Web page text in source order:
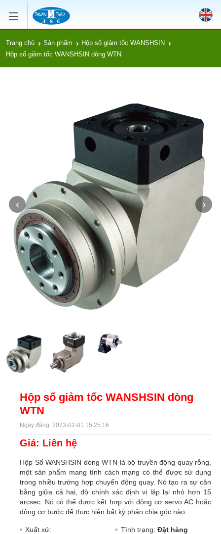
Trang chủ Sản phẩm
Hộp số giảm tốc WANSHSIN
Hộp số giảm tốc WANSHSIN dòng WTN
‹ ›
Hộp số giảm tốc WANSHSIN dòng
WTN
Ngày đăng: 2023-02-01 15:25:16
Giá: Liên hệ
Hộp Số WANSHSIN dòng WTN là bộ truyền động quay rỗng,
một sản phẩm mang tính cách mạng có thể được sử dụng
trong nhiều trường hợp chuyển động quay. Nó tạo ra sự cân
bằng giữa cả hai, độ chính xác định vị lặp lại nhỏ hơn 15
arcsec. Nó có thể được kết hợp với động cơ servo AC hoặc
động cơ bước để thực hiện bất kỳ phân chia góc nào.
Xuất xứ: Tình trạng: Đặt hàng